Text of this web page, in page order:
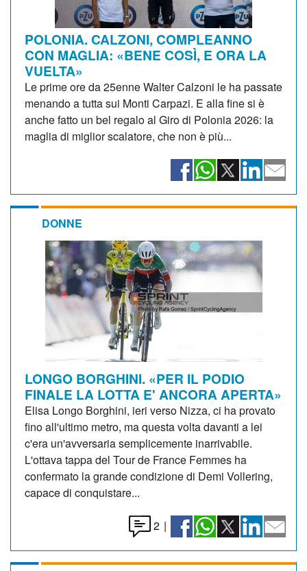
POLONIA. CALZONI, COMPLEANNO
CON MAGLIA: «BENE COSÌ, E ORA LA
VUELTA»
Le prime ore da 25enne Walter Calzoni le ha passate
menando a tutta sui Monti Carpazi. E alla fine si è
anche fatto un bel regalo al Giro di Polonia 2026: la
maglia di miglior scalatore, che non è più...
DONNE
LONGO BORGHINI. «PER IL PODIO
FINALE LA LOTTA E' ANCORA APERTA»
Elisa Longo Borghini, ieri verso Nizza, ci ha provato
fino all'ultimo metro, ma questa volta davanti a lei
c'era un'avversaria semplicemente inarrivabile.
L'ottava tappa del Tour de France Femmes ha
confermato la grande condizione di Demi Vollering,
capace di conquistare...
2 |